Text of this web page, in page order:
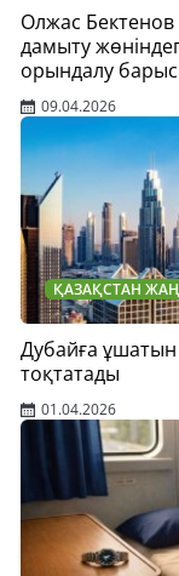
Олжас Бектенов
дамыту
орындалу
09.04.2026
ҚАЗАҚСТАН
Дубайға ұшатын
тоқтатады
01.04.2026